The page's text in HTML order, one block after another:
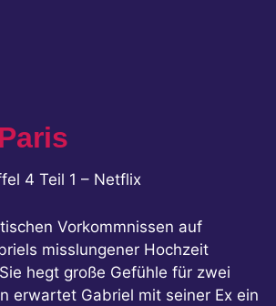
4 Teil 1 – Netflix
Vorkommnissen auf
misslungener Hochzeit
hegt große Gefühle für zwei
erwartet Gabriel mit seiner Ex ein